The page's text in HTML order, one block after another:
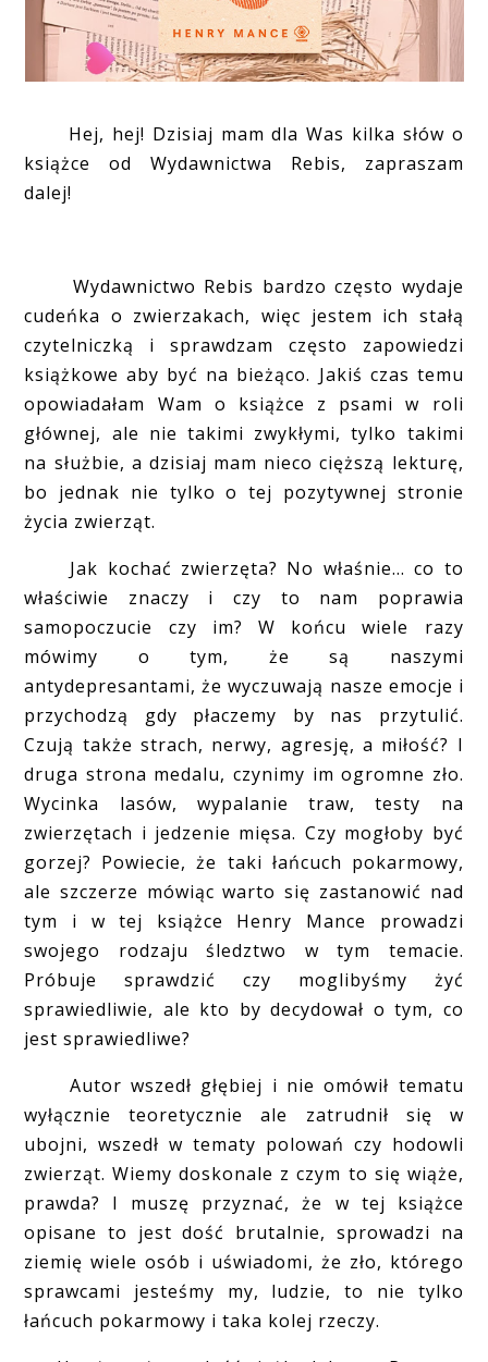
Hej, hej! Dzisiaj mam dla Was kilka słów o
książce od Wydawnictwa Rebis, zapraszam
dalej!
Wydawnictwo Rebis bardzo często wydaje
cudeńka o zwierzakach, więc jestem ich stałą
czytelniczką i sprawdzam często zapowiedzi
książkowe aby być na bieżąco. Jakiś czas temu
opowiadałam Wam o książce z psami w roli
głównej, ale nie takimi zwykłymi, tylko takimi
na służbie, a dzisiaj mam nieco cięższą lekturę,
bo jednak nie tylko o tej pozytywnej stronie
życia zwierząt.
Jak kochać zwierzęta? No właśnie... co to
właściwie znaczy i czy to nam poprawia
samopoczucie czy im? W końcu wiele razy
mówimy o tym, że są naszymi
antydepresantami, że wyczuwają nasze emocje i
przychodzą gdy płaczemy by nas przytulić.
Czują także strach, nerwy, agresję, a miłość? I
druga strona medalu, czynimy im ogromne zło.
Wycinka lasów, wypalanie traw, testy na
zwierzętach i jedzenie mięsa. Czy mogłoby być
gorzej? Powiecie, że taki łańcuch pokarmowy,
ale szczerze mówiąc warto się zastanowić nad
tym i w tej książce Henry Mance prowadzi
swojego rodzaju śledztwo w tym temacie.
Próbuje sprawdzić czy moglibyśmy żyć
sprawiedliwie, ale kto by decydował o tym, co
jest sprawiedliwe?
Autor wszedł głębiej i nie omówił tematu
wyłącznie teoretycznie ale zatrudnił się w
ubojni, wszedł w tematy polowań czy hodowli
zwierząt. Wiemy doskonale z czym to się wiąże,
prawda? I muszę przyznać, że w tej książce
opisane to jest dość brutalnie, sprowadzi na
ziemię wiele osób i uświadomi, że zło, którego
sprawcami jesteśmy my, ludzie, to nie tylko
łańcuch pokarmowy i taka kolej rzeczy.